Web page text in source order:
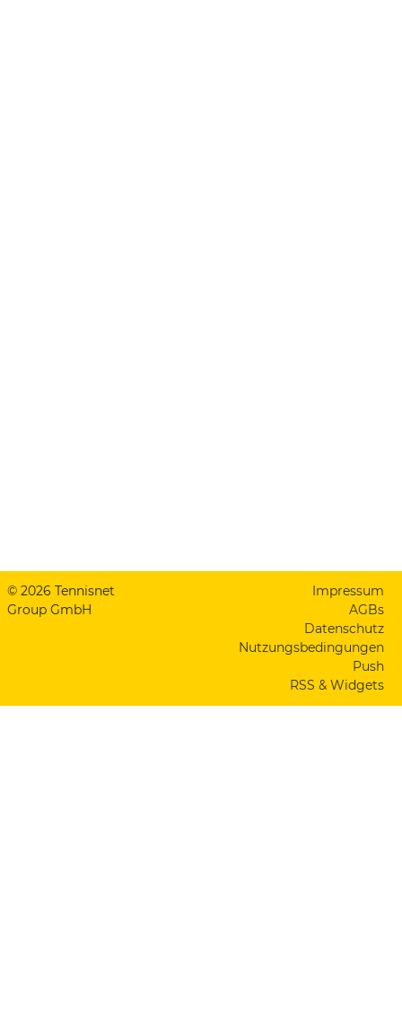
© 2026 Tennisnet
Group GmbH
Impressum
AGBs
Datenschutz
Nutzungsbedingungen
Push
RSS & Widgets